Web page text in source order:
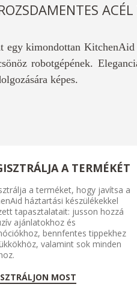
egy kimondottan KitchenAid
robotgépének.
képes.
A TERMÉKÉT
a terméket, hogy javítsa a
háztartási készülékekkel
tapasztalatait: jusson hozzá
ajánlatokhoz és
bennfentes tippekhez
valamint sok minden
MOST